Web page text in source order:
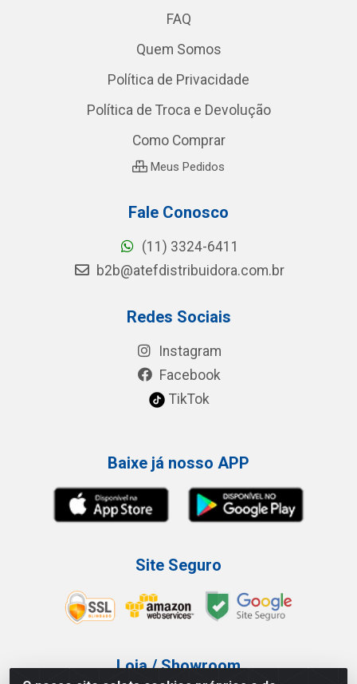
FAQ
Quem Somos
Política de Privacidade
Política de Troca e Devolução
Como Comprar
Meus Pedidos
Fale Conosco
(11) 3324-6411
b2b@atefdistribuidora.com.br
Redes Sociais
Instagram
Facebook
TikTok
Baixe já nosso APP
Site Seguro
Loja / Showroom